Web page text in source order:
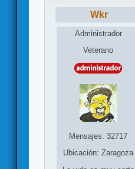
Wkr
Administrador
Veterano
Mensajes: 32717
Ubicación: Zaragoza